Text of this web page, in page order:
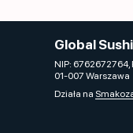
Global
NIP: 6762672764,
01-007 Warszawa
Działa na